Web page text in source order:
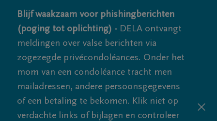
Blijf waakzaam voor phishingberichten
(poging tot oplichting) - DELA ontvangt
meldingen over valse berichten via
zogezegde privécondoléances. Onder het
mom van een condoléance tracht men
mailadressen, andere persoonsgegevens
of een betaling te bekomen. Klik niet op
verdachte links of bijlagen en controleer